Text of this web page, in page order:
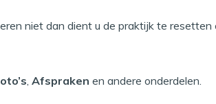
niet dan dient u de praktijk te resetten
, Afspraken en andere onderdelen.